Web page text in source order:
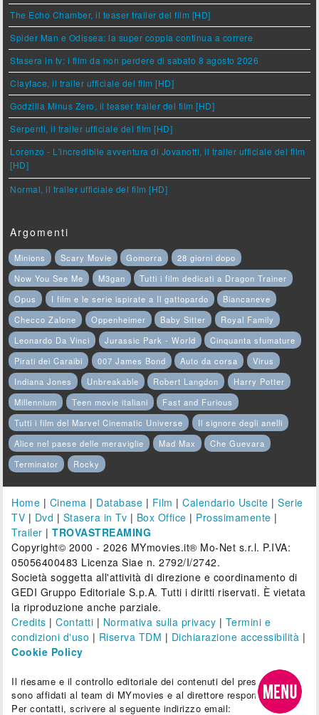
The Echo Chamber, il teaser trailer del film [HD]
Spider Man e Odissea: la super coppia continua a correre
Stasera in tv: i film da non perdere di sabato 8 agosto 2026
Clayface, il trailer ufficiale del film [HD]
Godzilla Minus Zero, il teaser trailer del film [HD]
Serpenti, il trailer ufficiale del film [HD]
Lorenzo - L'incredibile avventura di Jovanotti, il trailer ufficiale del film
[HD]
Normal, il trailer ufficiale del film [HD]
Argomenti
Minions Scary Movie Gomorra
28 giorni dopo
Now You See Me
M3gan
Tutti i film dedicati a Dragon Trainer
Opus
I film e le serie ispirate a Il gattopardo
Biancaneve
Checco Zalone
Oppenheimer Baby Sitter
Royal Family
Leonardo Da Vinci
Jurassic Park - World
Cinquanta sfumature
Pirati dei Caraibi
007 James Bond Auto da corsa
Virus
Indiana Jones
Unbreakable Robert Langdon
Harry Potter
Millennium
Teen movie italiani
Fast and Furious
Tutti i film del Marvel Cinematic Universe
Il signore degli anelli
Alice nel paese delle meraviglie
Mad Max
Che Guevara
Terminator
Rocky
Home | Cinema | Database | Film |Calendario Uscite |Serie
TV | Dvd | Stasera in Tv | Box Office | Prossimamente |
Trailer |TROVASTREAMING
Copyright© 2000 - 2026 MYmovies.it® Mo-Net s.r.l. P.IVA:
05056400483 Licenza Siae n. 2792/I/2742.
Società soggetta all'attività di direzione e coordinamento di
GEDI Gruppo Editoriale S.p.A. Tutti i diritti riservati. È vietata
la riproduzione anche parziale.
Credits |Contatti | Normativa sulla privacy | Termini e
condizioni d'uso | Riserva TDM | Dichiarazione accessibilità |
Cookie Policy
Il riesame e il controllo editoriale dei contenuti del presente sito
sono affidati al team di MYmovies e al direttore responsabile.
Per contatti, scrivere al seguente indirizzo email: